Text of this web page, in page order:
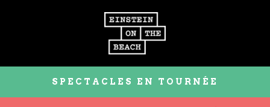
SPECTACLES EN TOURNÉE